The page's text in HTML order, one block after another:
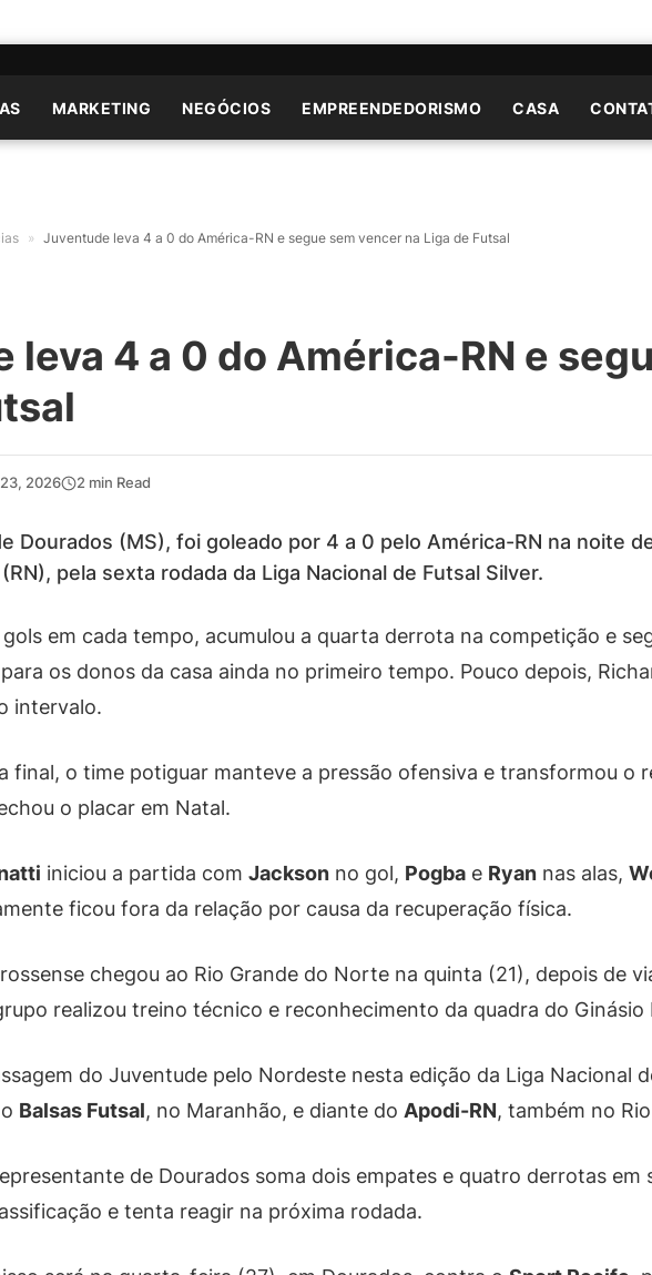
MARKETING NEGÓCIOS EMPREENDEDORISMO CASA
» Juventude leva 4 a 0 do América-RN e segue sem vencer na Liga de Futsal
leva 4 a 0 do América-RN e
2026 2 min Read
Dourados (MS), foi goleado por 4 a 0 pelo América-RN na noite
pela sexta rodada da Liga Nacional de Futsal Silver.
em cada tempo, acumulou a quarta derrota na competição e
os donos da casa ainda no primeiro tempo. Pouco depois,
intervalo.
final, o time potiguar manteve a pressão ofensiva e transformou o
o placar em Natal.
iniciou a partida com Jackson no gol, Pogba e Ryan nas alas,
ficou fora da relação por causa da recuperação física.
chegou ao Rio Grande do Norte na quinta (21), depois de
realizou treino técnico e reconhecimento da quadra do Ginásio
do Juventude pelo Nordeste nesta edição da Liga Nacional
Balsas Futsal, no Maranhão, e diante do Apodi-RN, também no
de Dourados soma dois empates e quatro derrotas em
e tenta reagir na próxima rodada.